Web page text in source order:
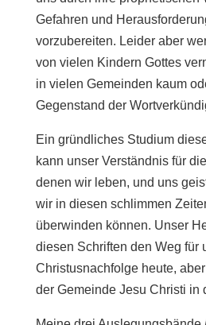
Gefahren und
vorzubereiten. Leider aber
von vielen Kindern Gottes
in vielen Gemeinden kaum
Gegenstand der
Ein gründliches Studium
kann unser Verständnis für
denen wir leben, und uns
wir in diesen schlimmen
überwinden können. Unser
diesen Schriften den Weg für
Christusnachfolge heute,
der Gemeinde Jesu Christi in